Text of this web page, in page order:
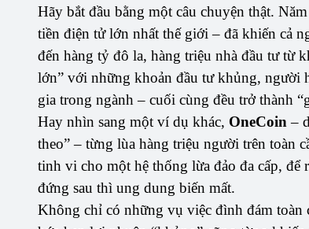
Hãy bắt đầu bằng một câu chuyện thật.
tiền điện tử lớn nhất thế giới – đã khiến cả
đến hàng tỷ đô la, hàng triệu nhà đầu tư từ
lớn” với những khoản đầu tư khủng, người
gia trong ngành – cuối cùng đều trở thành
Hay nhìn sang một ví dụ khác, OneCoin –
theo” – từng lùa hàng triệu người trên
tinh vi cho một hệ thống lừa đảo đa cấp,
đứng sau thì ung dung biến mất.
Không chỉ có những vụ việc đình đám toàn